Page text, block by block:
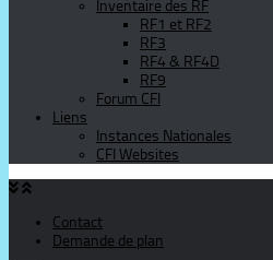
Inventaire des RF
RF1 et RF2
RF3
RF4 & RF4D
RF9
Forum CFI
Liens
Instances Nationales
CFI Websites
Contact
Demande de plan